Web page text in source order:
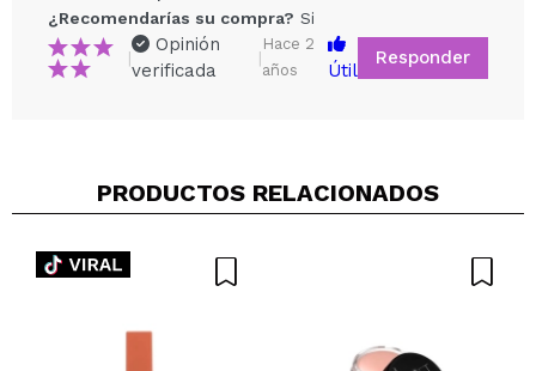
¿Recomendarías su compra? Si
|
Opinión
verificada
|
Hace 2
años
Útil
Responder
PRODUCTOS RELACIONADOS